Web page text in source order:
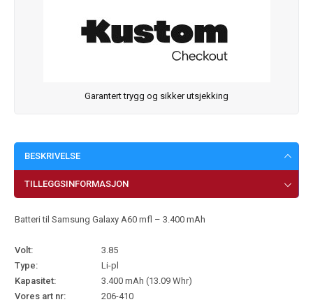
Garantert trygg og sikker utsjekking
BESKRIVELSE
TILLEGGSINFORMASJON
Batteri til Samsung Galaxy A60 mfl – 3.400 mAh
Volt:
3.85
Type:
Li-pl
Kapasitet:
3.400 mAh (13.09 Whr)
Vores art nr:
206-410